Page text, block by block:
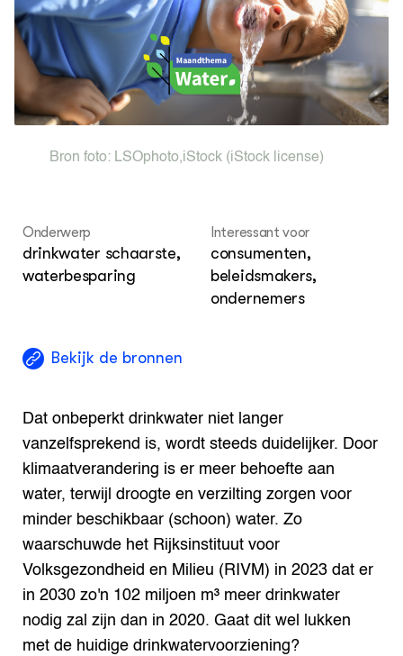
ACTUEEL
Nieuws
Nieuwsbrief
Agenda
Dossiers
Leermateriaal op niveau
OVER
Over ons
Bron foto: LSOphoto,iStock(iStock license)
Onderwerp
drinkwater schaarste,
waterbesparing
Interessant voor
consumenten,
beleidsmakers,
ondernemers
Bekijk de bronnen
Dat onbeperkt drinkwater niet langer
vanzelfsprekend is, wordt steeds duidelijker. Door
klimaatverandering is er meer behoefte aan
water, terwijl droogte en verzilting zorgen voor
minder beschikbaar (schoon) water. Zo
waarschuwde het Rijksinstituut voor
Volksgezondheid en Milieu (RIVM) in 2023 dat er
in 2030 zo'n 102 miljoen m³ meer drinkwater
nodig zal zijn dan in 2020. Gaat dit wel lukken
met de huidige drinkwatervoorziening?